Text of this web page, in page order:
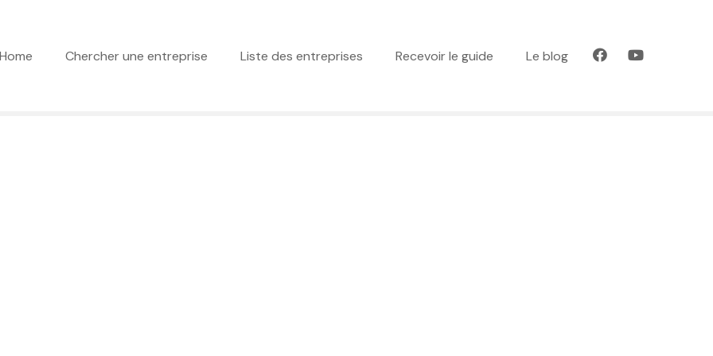
Home Chercher une entreprise Liste des entreprises Recevoir le guide Le blog